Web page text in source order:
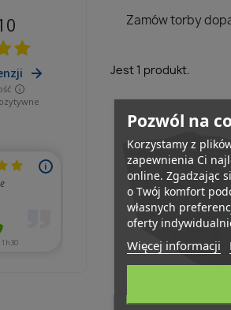
Zamów torby
Jest 1 produkt.
Pozwól na
Korzystamy z
zapewnienia Ci
online. Zgadzając
o Twój komfort
własnych
oferty
Więcej informacji